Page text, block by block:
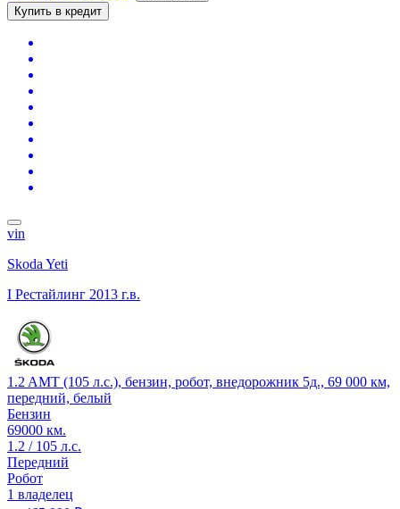
Купить в кредит
vin
Skoda Yeti
I Рестайлинг 2013 г.в.
1.2 AMT (105 л.с.), бензин, робот, внедорожник 5д., 69 000 км,
передний, белый
Бензин
69000 км.
1.2 / 105 л.с.
Передний
Робот
1 владелец